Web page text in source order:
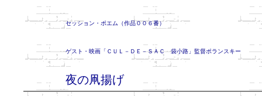
セッション・ポエム（作品００６番）
ゲスト・映画「ＣＵＬ－ＤＥ－ＳＡＣ　袋小路」監督ポランスキー
夜の凧揚げ